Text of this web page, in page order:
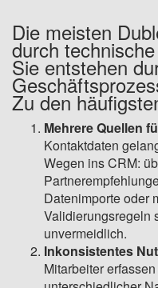
Die meisten
durch
Sie entstehen
Zu den
Mehrere Quellen
Kontaktdaten
Wegen ins CRM:
Datenimporte oder
Validierungsregeln
unvermeidlich.
Inkonsistentes
Mitarbeiter